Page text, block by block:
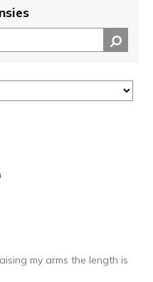
my arms the length is